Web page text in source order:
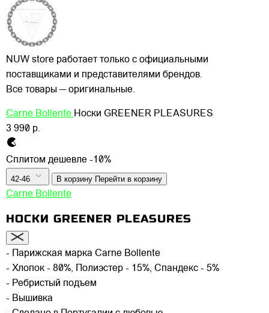
NUW store работает только с официальными
поставщиками и представителями брендов.
Все товары — оригинальные.
Carne Bollente Носки GREENER PLEASURES
3 990 р.
Сплитом дешевле -10%
42-46 В корзину Перейти в корзину
Carne Bollente
НОСКИ GREENER PLEASURES
- Парижская марка Carne Bollente
- Хлопок - 80%, Полиэстер - 15%, Спандекс - 5%
- Ребристый подъем
- Вышивка